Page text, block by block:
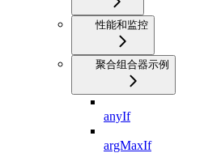
性能和监控
聚合组合器示例
anyIf
argMaxIf